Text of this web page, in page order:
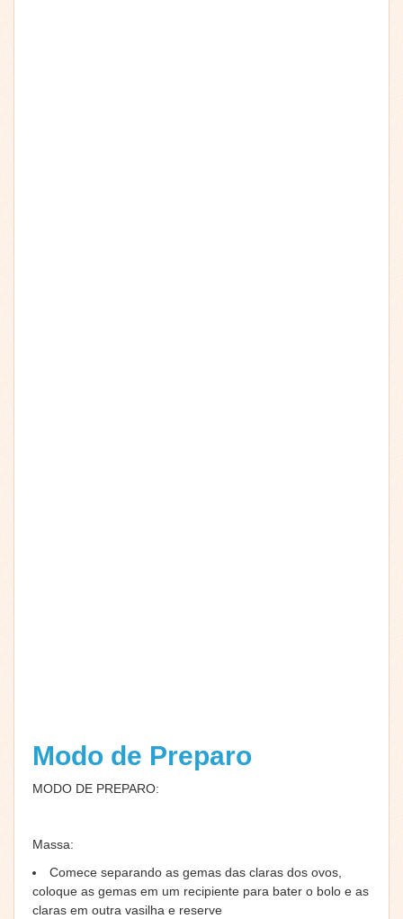
Modo de Preparo
MODO DE PREPARO:
Massa:
Comece separando as gemas das claras dos ovos,
coloque as gemas em um recipiente para bater o bolo e as
claras em outra vasilha e reserve